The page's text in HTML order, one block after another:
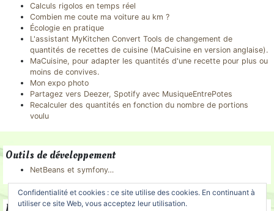
Calculs rigolos en temps réel
Combien me coute ma voiture au km ?
Écologie en pratique
L'assistant MyKitchen Convert Tools de changement de
quantités de recettes de cuisine (MaCuisine en version anglaise).
MaCuisine, pour adapter les quantités d'une recette pour plus ou
moins de convives.
Mon expo photo
Partagez vers Deezer, Spotify avec MusiqueEntrePotes
Recalculer des quantités en fonction du nombre de portions
voulu
Outils de développement
NetBeans et symfony…
Confidentialité et cookies : ce site utilise des cookies. En continuant à
utiliser ce site Web, vous acceptez leur utilisation.